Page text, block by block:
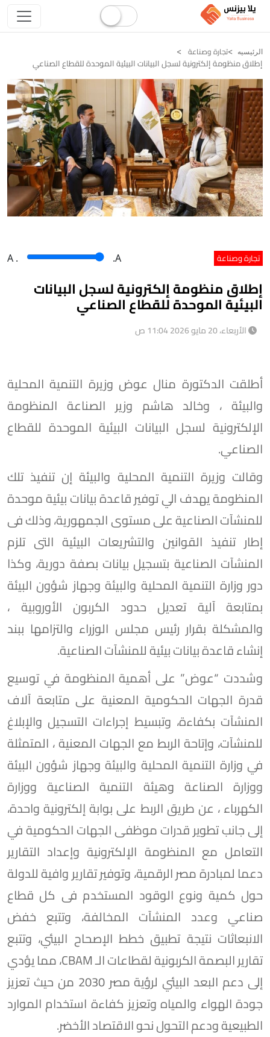
الرئيسيه تجارة وصناعة
إطلاق منظومة إلكترونية لسجل البيانات البيئية الموحدة للقطاع الصناعي
تجارة وصناعة A . .A
إطلاق منظومة إلكترونية لسجل البيانات
البيئية الموحدة للقطاع الصناعي
الأربعاء، 20 مايو 2026 11:04 ص
أطلقت الدكتورة منال عوض وزيرة التنمية المحلية
والبيئة ، وخالد هاشم وزير الصناعة المنظومة
الإلكترونية لسجل البيانات البيئية الموحدة للقطاع
الصناعي.
وقالت وزيرة التنمية المحلية والبيئة إن تنفيذ تلك
المنظومة يهدف الي توفير قاعدة بيانات بيئية موحدة
للمنشآت الصناعية على مستوى الجمهورية، وذلك فى
إطار تنفيذ القوانين والتشريعات البيئية التى تلزم
المنشآت الصناعية بتسجيل بيانات بصفة دورية، وكذا
دور وزارة التنمية المحلية والبيئة وجهاز شؤون البيئة
بمتابعة آلية تعديل حدود الكربون الأوروبية ،
والمشكلة بقرار رئيس مجلس الوزراء والتزامها ببند
إنشاء قاعدة بيانات بيئية للمنشآت الصناعية.
وشددت “عوض” على أهمية المنظومة في توسيع
قدرة الجهات الحكومية المعنية على متابعة آلاف
المنشآت بكفاءة، وتبسيط إجراءات التسجيل والإبلاغ
للمنشآت، وإتاحة الربط مع الجهات المعنية ، المتمثلة
في وزارة التنمية المحلية والبيئة وجهاز شؤون البيئة
ووزارة الصناعة وهيئة التنمية الصناعية ووزارة
الكهرباء ، عن طريق الربط على بوابة إلكترونية واحدة،
إلى جانب تطوير قدرات موظفى الجهات الحكومية في
التعامل مع المنظومة الإلكترونية وإعداد التقارير
دعما لمبادرة مصر الرقمية، وتوفير تقارير وافية للدولة
حول كمية ونوع الوقود المستخدم فى كل قطاع
صناعي وعدد المنشآت المخالفة، وتتبع خفض
الانبعاثات نتيجة تطبيق خطط الإصحاح البيئي، وتتبع
تقارير البصمة الكربونية لقطاعات الـ CBAM، مما يؤدي
إلى دعم البعد البيئي لرؤية مصر 2030 من حيث تعزيز
جودة الهواء والمياه وتعزيز كفاءة استخدام الموارد
الطبيعية ودعم التحول نحو الاقتصاد الأخضر.